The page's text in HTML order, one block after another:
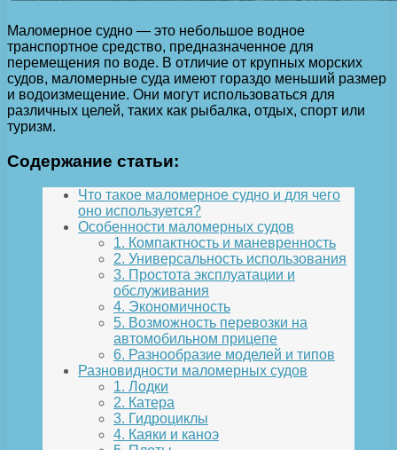
Маломерное судно — это небольшое водное
транспортное средство, предназначенное для
перемещения по воде. В отличие от крупных морских
судов, маломерные суда имеют гораздо меньший размер
и водоизмещение. Они могут использоваться для
различных целей, таких как рыбалка, отдых, спорт или
туризм.
Содержание статьи:
Что такое маломерное судно и для чего
оно используется?
Особенности маломерных судов
1. Компактность и маневренность
2. Универсальность использования
3. Простота эксплуатации и
обслуживания
4. Экономичность
5. Возможность перевозки на
автомобильном прицепе
6. Разнообразие моделей и типов
Разновидности маломерных судов
1. Лодки
2. Катера
3. Гидроциклы
4. Каяки и каноэ